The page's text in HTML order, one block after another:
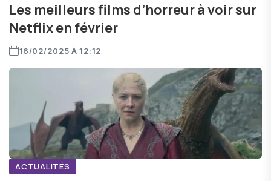
Les meilleurs films d’horreur à voir sur
Netflix en février
16/02/2025 À 12:12
ACTUALITÉS